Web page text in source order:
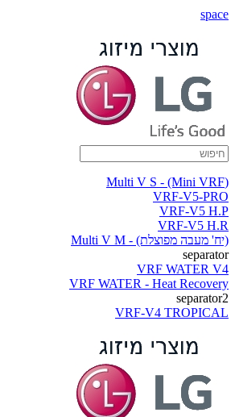
space
(Multi V S - (Mini VRF
VRF-V5-PRO
VRF-V5 H.P
VRF-V5 H.R
(יח' מעבה מפוצלת) - Multi V M
separator
VRF WATER V4
VRF WATER - Heat Recovery
separator2
VRF-V4 TROPICAL